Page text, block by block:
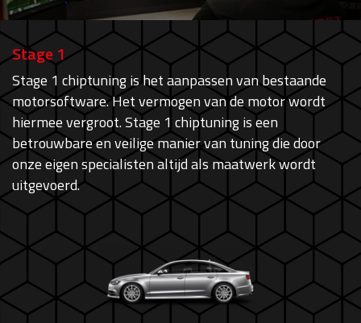
Stage 1
Stage 1 chiptuning is het aanpassen van bestaande
motorsoftware. Het vermogen van de motor wordt
hiermee vergroot. Stage 1 chiptuning is een
betrouwbare en veilige manier van tuning die door
onze eigen specialisten altijd als maatwerk wordt
uitgevoerd.